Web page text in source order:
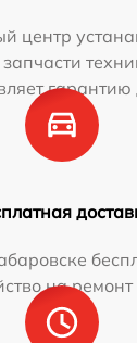
центр
гарантию
на